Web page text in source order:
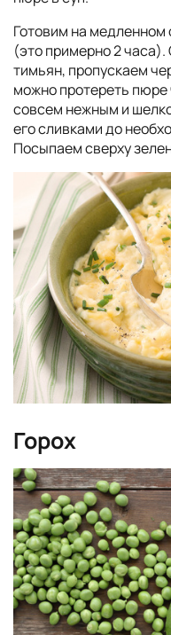
Готовим на медленном
(это примерно 2
тимьян, пропускаем
можно протереть пюре
совсем нежным и
его сливками до
Посыпаем сверху
Горох